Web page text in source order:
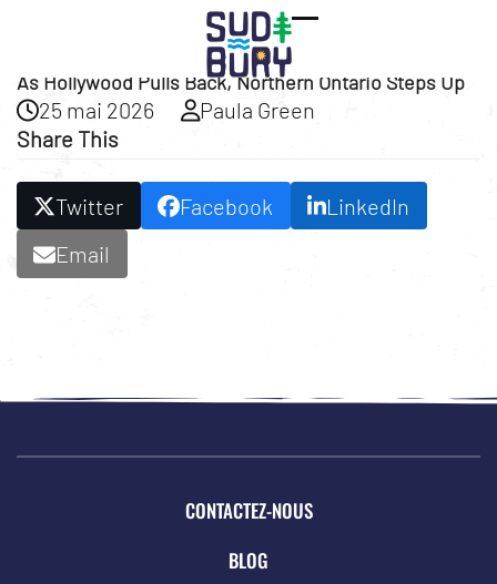
Open
mobile
menu
Close
mobile
menu
As Hollywood Pulls Back, Northern Ontario Steps Up
25 mai 2026
Paula Green
Share This
Twitter Facebook
LinkedIn
Email
CONTACTEZ-NOUS
BLOG